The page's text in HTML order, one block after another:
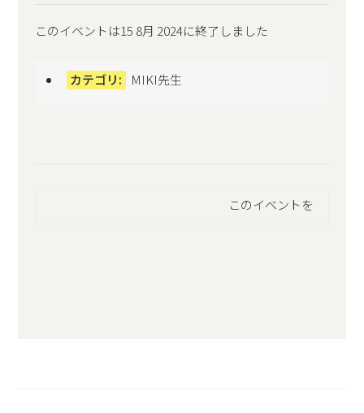
このイベントは15 8月 2024に終了しました
カテゴリ: MIKI先生
このイベントを